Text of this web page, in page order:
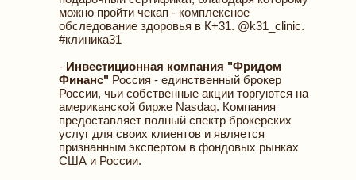
можно пройти чекап - комплексное
обследование здоровья в К+31. @k31_clinic.
#клиника31
- Инвестиционная компания "Фридом
Финанс" Россия - единственный брокер
России, чьи собственные акции торгуются на
американской бирже Nasdaq. Компания
предоставляет полный спектр брокерских
услуг для своих клиентов и является
признанным экспертом в фондовых рынках
США и России.